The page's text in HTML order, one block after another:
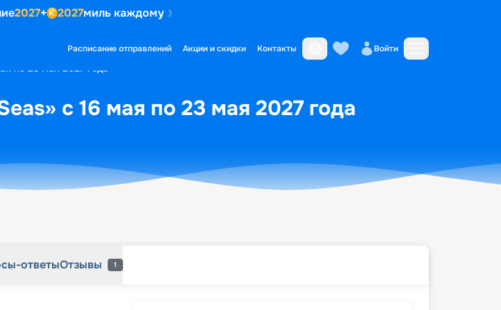
2027+ 2027миль каждому
Расписание отправлений Акции и скидки Контакты Войти
по 23 мая 2027 года
с 16 мая по 23 мая 2027 года
ответыОтзывы 1